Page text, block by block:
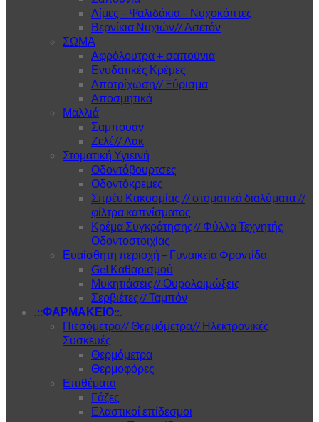
Λίμες – Ψαλιδάκια – Νυχοκόπτες
Βερνίκια Νυχιών// Ασετόν
ΣΩΜΑ
Αφρόλουτρα + σαπούνια
Ενυδατικές Κρέμες
Αποτρίχωση// Ξύρισμα
Αποσμητικά
Μαλλιά
Σαμπουάν
Ζελέ// Λακ
Στοματική Υγιεινή
Οδοντόβουρτσες
Οδοντόκρεμες
Σπρέυ Κακοσμίας // στοματικά διαλύματα //
φίλτρα καπνίσματος
Κρέμα Συγκράτησης// Φύλλα Τεχνητής
Οδοντοστοιχίας
Ευαίσθητη περιοχή – Γυναικεία Φροντίδα
Gel Καθαρισμού
Μυκητιάσεις// Ουρολοιμώξεις
Σερβιέτες// Ταμπόν
.::ΦΑΡΜΑΚΕΙΟ::.
Πιεσόμετρα// Θερμόμετρα// Ηλεκτρονικές
Συσκευές
Θερμόμετρα
Θερμοφόρες
Επιθέματα
Γάζες
Ελαστικοί επίδεσμοι